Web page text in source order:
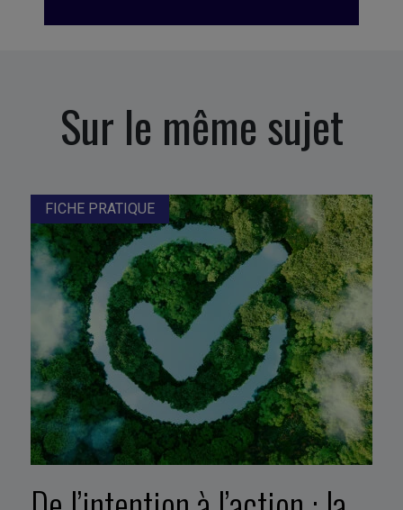
Sur le même sujet
FICHE PRATIQUE